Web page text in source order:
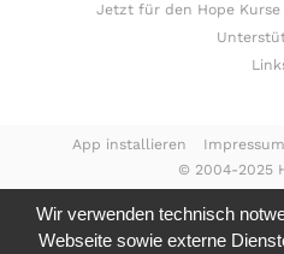
Jetzt für den Hope
© 2004-2025
App installieren Impressum
Wir verwenden technisch
Webseite sowie externe